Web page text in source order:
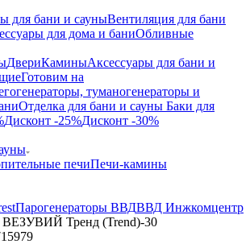
для бани и сауныВентиляция для бани
для дома и баниОбливные
ДвериКаминыАксессуары для бани и
Готовим на
туманогенераторы и
Отделка для бани и сауны Баки для
Дисконт -25%Дисконт -30%
печиПечи-камины
Парогенераторы ВВДВВД Инжкомцентр
ВЕЗУВИЙ Тренд (Trend)-30